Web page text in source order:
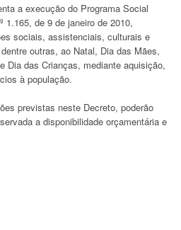
a execução do Programa Social
1.165, de 9 de janeiro de 2010,
sociais, assistenciais, culturais e
outras, ao Natal, Dia das Mães,
Dia das Crianças, mediante aquisição,
à população.
previstas neste Decreto, poderão
a disponibilidade orçamentária e